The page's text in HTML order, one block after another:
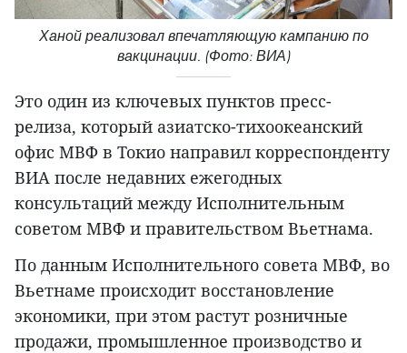
Ханой реализовал впечатляющую кампанию по
вакцинации. (Фото: ВИА)
Это один из ключевых пунктов пресс-
релиза, который азиатско-тихоокеанский
офис МВФ в Токио направил корреспонденту
ВИА после недавних ежегодных
консультаций между Исполнительным
советом МВФ и правительством Вьетнама.
По данным Исполнительного совета МВФ, во
Вьетнаме происходит восстановление
экономики, при этом растут розничные
продажи, промышленное производство и